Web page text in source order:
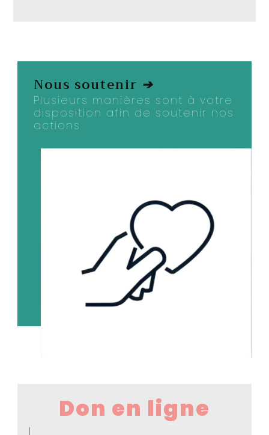
Nous soutenir ➔
Plusieurs manières sont à votre
disposition afin de soutenir nos
actions
Don en ligne